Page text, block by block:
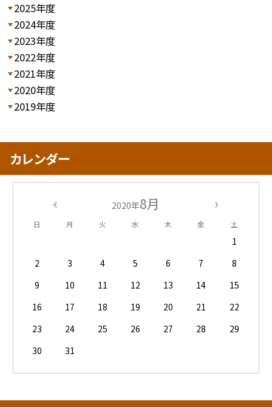
2025年度
2024年度
2023年度
2022年度
2021年度
2020年度
2019年度
カレンダー
2020年8月
日 月 火 水 木 金 土
1
2
3 4 5 6 7
8
9
10 11 12 13 14
15
16
17 18 19 20 21
22
23
24 25 26 27 28
29
30
31